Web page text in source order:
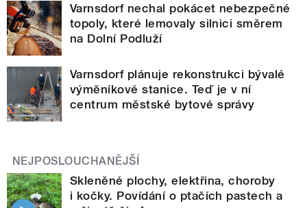
Varnsdorf nechal pokácet nebezpečné
topoly, které lemovaly silnici směrem
na Dolní Podluží
Varnsdorf plánuje rekonstrukci bývalé
výměníkové stanice. Teď je v ní
centrum městské bytové správy
NEJPOSLOUCHANĚJŠÍ
Skleněné plochy, elektřina, choroby
i kočky. Povídání o ptačích pastech a